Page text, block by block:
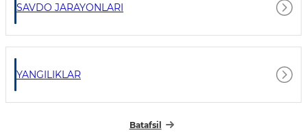
SAVDO JARAYONLARI
YANGILIKLAR
Batafsil